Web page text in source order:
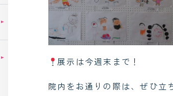
展示は今週末まで！
院内をお通りの際は、ぜひ立